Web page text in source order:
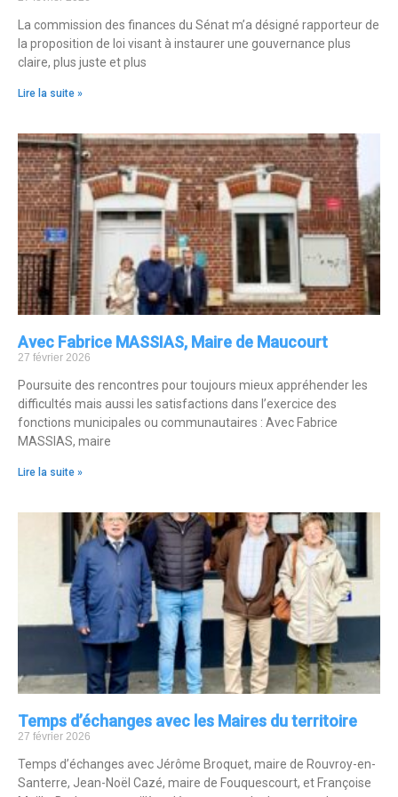
La commission des finances du Sénat m’a désigné rapporteur de
la proposition de loi visant à instaurer une gouvernance plus
claire, plus juste et plus
Lire la suite »
Avec Fabrice MASSIAS, Maire de Maucourt
27 février 2026
Poursuite des rencontres pour toujours mieux appréhender les
difficultés mais aussi les satisfactions dans l’exercice des
fonctions municipales ou communautaires : Avec Fabrice
MASSIAS, maire
Lire la suite »
Temps d’échanges avec les Maires du territoire
27 février 2026
Temps d’échanges avec Jérôme Broquet, maire de Rouvroy-en-
Santerre, Jean-Noël Cazé, maire de Fouquescourt, et Françoise